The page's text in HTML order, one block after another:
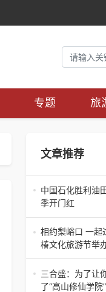
专题 旅
文章推荐
中国石化胜利油
季开门红
中国石化胜利油
季开门红济南电
度，中国石化胜
相约梨峪口 一起
椿文化旅游节举
相约梨峪口 一起
椿文化旅游节举
日，山东省淄博
三合盛：为了让
了“高山修仙学院”